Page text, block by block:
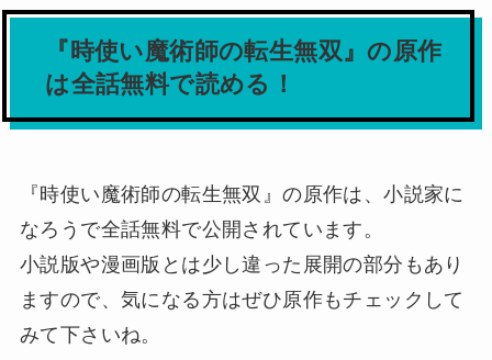
『時使い魔術師の転生無双』の原作
は全話無料で読める！
『時使い魔術師の転生無双』の原作は、小説家に
なろうで全話無料で公開されています。
小説版や漫画版とは少し違った展開の部分もあり
ますので、気になる方はぜひ原作もチェックして
みて下さいね。